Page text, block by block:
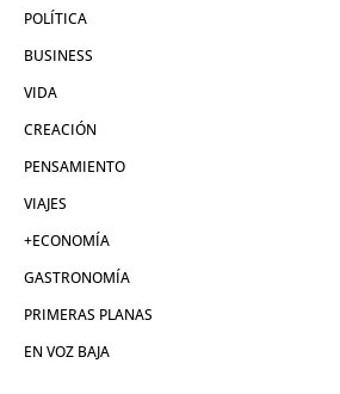
POLÍTICA
BUSINESS
VIDA
CREACIÓN
PENSAMIENTO
VIAJES
+ECONOMÍA
GASTRONOMÍA
PRIMERAS PLANAS
EN VOZ BAJA